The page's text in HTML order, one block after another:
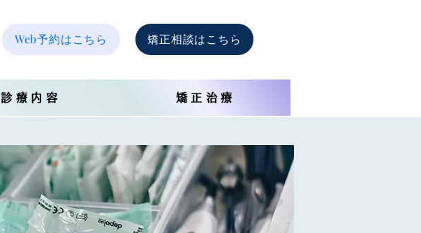
Web予約はこちら 矯正相談はこちら
診療内容 矯正治療